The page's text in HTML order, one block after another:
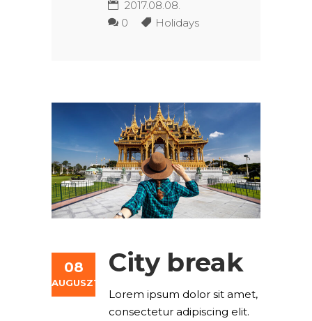
2017.08.08.
0
Holidays
08
AUGUSZTUS
City break
Lorem ipsum dolor sit amet,
consectetur adipiscing elit.